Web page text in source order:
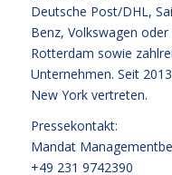
Deutsche Post/DHL,
Benz, Volkswagen
Rotterdam sowie
Unternehmen. Seit
New York vertreten.
Pressekontakt:
Mandat
+49 231 9742390